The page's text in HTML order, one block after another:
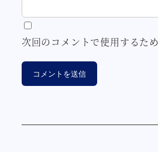
次回のコメントで使用するた